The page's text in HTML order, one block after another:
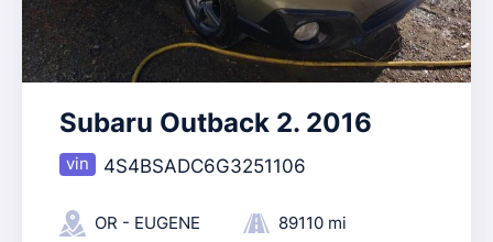
Subaru Outback 2. 2016
4S4BSADC6G3251106
OR - EUGENE
89110 mi